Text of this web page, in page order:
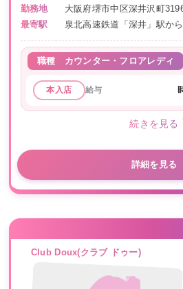
勤務地
大阪府堺市中区深井沢町
最寄駅
泉北高速鉄道「深井」駅か
職種 カウンター・フロアレディ
本入店 給与
続きを見る
詳細を見る
Club Doux(クラブ ドゥー)